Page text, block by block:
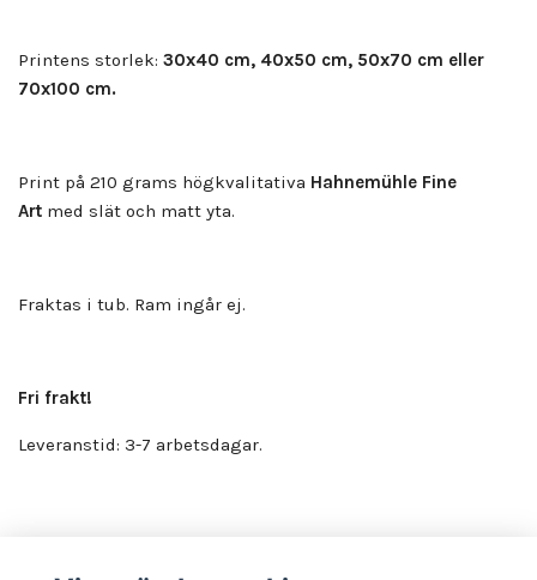
Printens storlek: 30x40 cm, 40x50 cm, 50x70 cm eller
70x100 cm.
Print på 210 grams högkvalitativa Hahnemühle Fine
Art med slät och matt yta.
Fraktas i tub. Ram ingår ej.
Fri frakt!
Leveranstid: 3-7 arbetsdagar.